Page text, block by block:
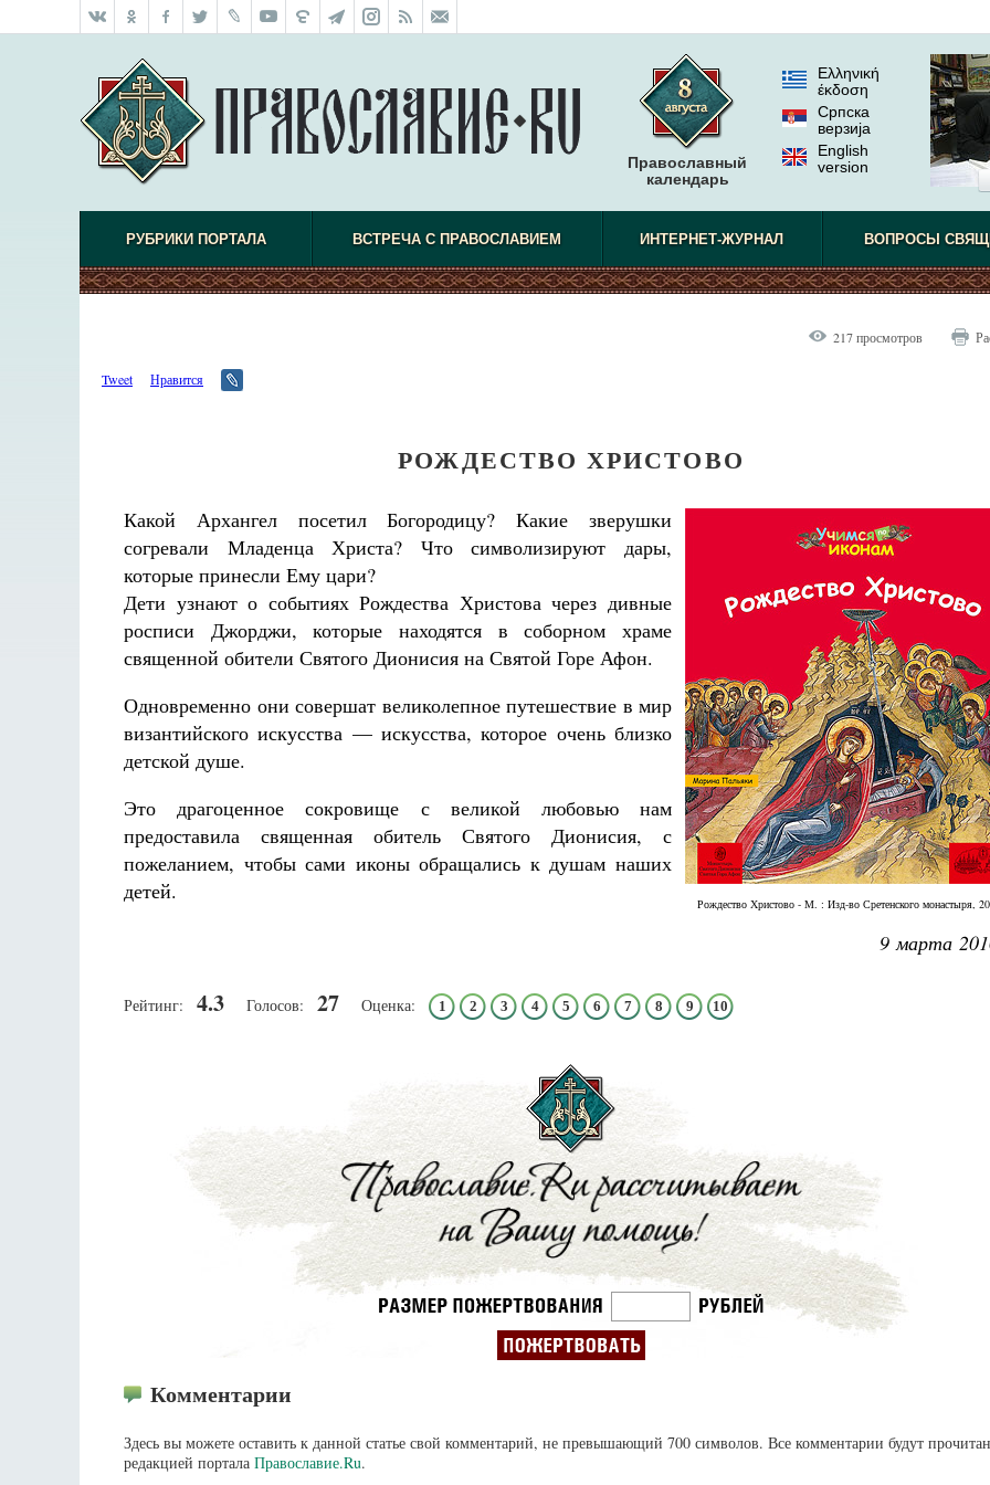
Православный
календарь
Ελληνική
έκδοση
Српска
верзиjа
English
version
РУБРИКИ ПОРТАЛА ВСТРЕЧА С ПРАВОСЛАВИЕМ ИНТЕРНЕТ-ЖУРНАЛ ВОПРОСЫ
217 просмотров
Tweet Нравится
РОЖДЕСТВО ХРИСТОВО
Рождество Христово - М. : Изд-во Сретенского монастыря,
Какой Архангел посетил Богородицу? Какие зверушки
согревали Младенца Христа? Что символизируют дары,
которые принесли Ему цари?
Дети узнают о событиях Рождества Христова через дивные
росписи Джорджи, которые находятся в соборном храме
священной обители Святого Дионисия на Святой Горе Афон.
Одновременно они совершат великолепное путешествие в мир
византийского искусства — искусства, которое очень близко
детской душе.
Это драгоценное сокровище с великой любовью нам
предоставила священная обитель Святого Дионисия, с
пожеланием, чтобы сами иконы обращались к душам наших
детей.
9 марта
Рейтинг: 4.3 Голосов: 27 Оценка: 1 2 3 4 5 6 7 8 9 10
Комментарии
Здесь вы можете оставить к данной статье свой комментарий, не превышающий 700 символов. Все комментарии будут
редакцией портала Православие.Ru.
Кирилл Мурышев
Великомученик Георгий Победоносец.
святого